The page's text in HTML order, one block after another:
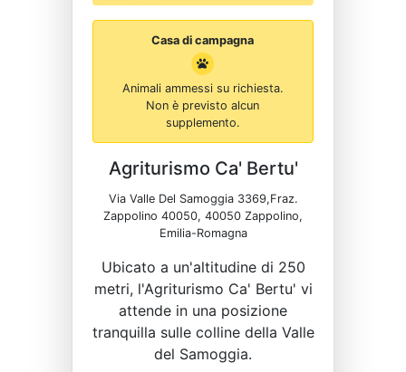
Casa di campagna
Animali ammessi su richiesta.
Non è previsto alcun
supplemento.
Agriturismo Ca' Bertu'
Via Valle Del Samoggia 3369,Fraz.
Zappolino 40050, 40050 Zappolino,
Emilia-Romagna
Ubicato a un'altitudine di 250
metri, l'Agriturismo Ca' Bertu' vi
attende in una posizione
tranquilla sulle colline della Valle
del Samoggia.